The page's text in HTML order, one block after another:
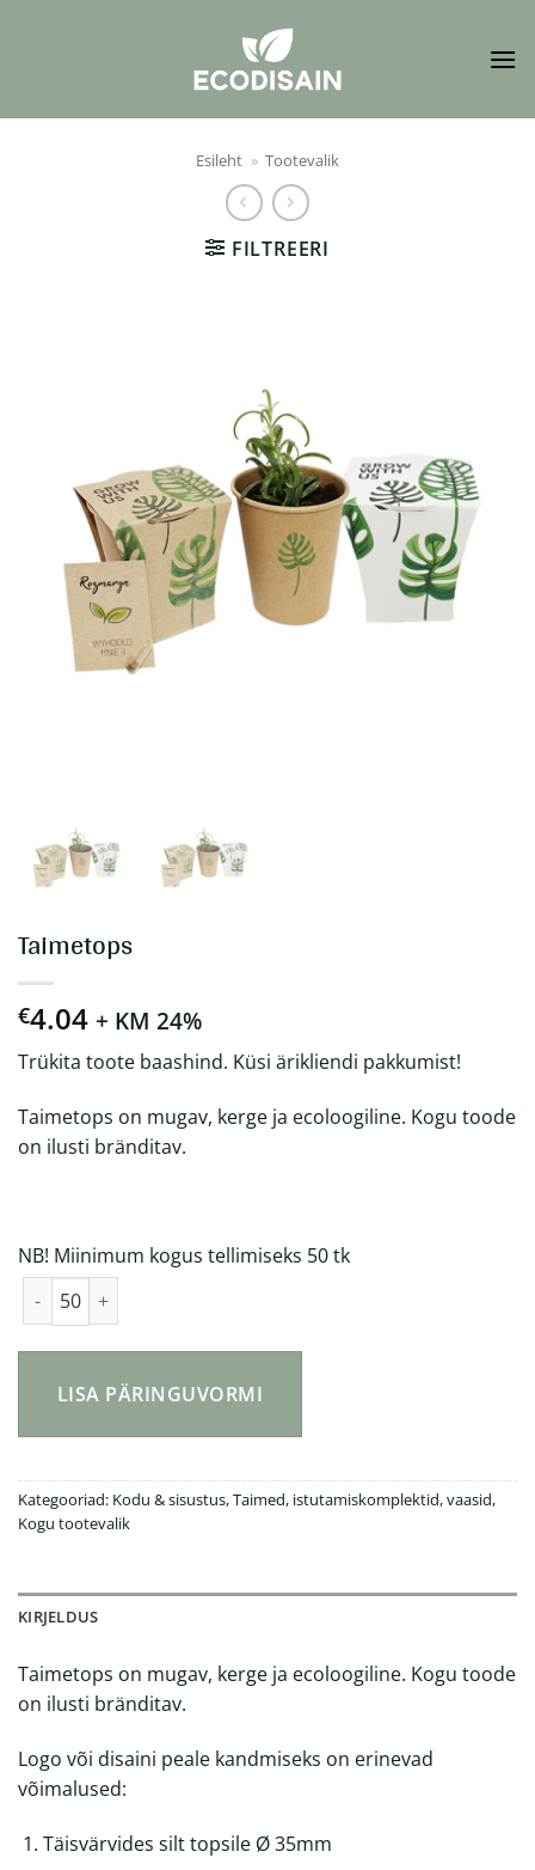
Esileht » Tootevalik
FILTREERI
Taimetops
€4.04 + KM 24%
Trükita toote baashind. Küsi ärikliendi pakkumist!
Taimetops on mugav, kerge ja ecoloogiline. Kogu toode
on ilusti bränditav.
NB! Miinimum kogus tellimiseks 50 tk
LISA PÄRINGUVORMI
Kategooriad: Kodu & sisustus,Taimed, istutamiskomplektid, vaasid,
Kogu tootevalik
KIRJELDUS
Taimetops on mugav, kerge ja ecoloogiline. Kogu toode
on ilusti bränditav.
Logo või disaini peale kandmiseks on erinevad
võimalused:
Täisvärvides silt topsile Ø 35mm